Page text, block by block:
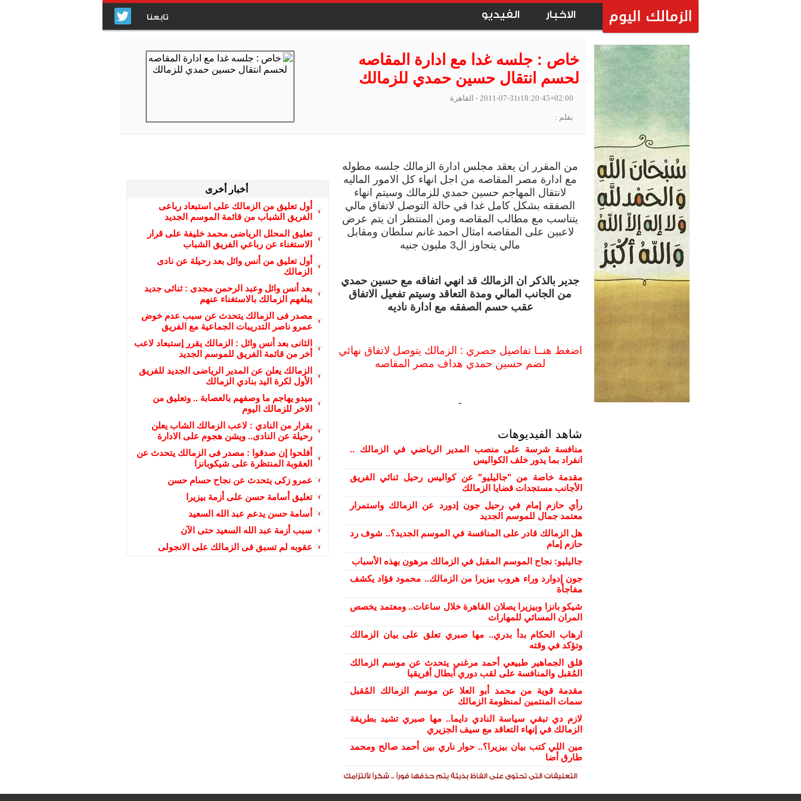
الاخبار الفيديو تابعنا
خاص : جلسه غدا مع ادارة المقاصه
لحسم انتقال حسين حمدي للزمالك
2011-07-31t18:20:45+02:00 - القاهرة
بقلم :
أخبار أخرى
أول تعليق من الزمالك على استبعاد رباعى
الفريق الشباب من قائمة الموسم الجديد
تعليق المحلل الرياضى محمد خليفة على قرار
الاستغناء عن رباعي الفريق الشباب
أول تعليق من أنس وائل بعد رحيلة عن نادى
الزمالك
بعد أنس وائل وعبد الرحمن مجدى : ثنائى جديد
يبلغهم الزمالك بالاستغناء عنهم
مصدر فى الزمالك يتحدث عن سبب عدم خوض
عمرو ناصر التدريبات الجماعية مع الفريق
الثانى بعد أنس وائل : الزمالك يقرر إستبعاد لاعب
أخر من قائمة الفريق للموسم الجديد
الزمالك يعلن عن المدير الرياضى الجديد للفريق
الأول لكرة اليد بنادي الزمالك
ميدو يهاجم ما وصفهم بالعصابة .. وتعليق من
الاخر للزمالك اليوم
بقرار من النادي : لاعب الزمالك الشاب يعلن
رحيلة عن النادى.. ويشن هجوم على الادارة
أفلحوا إن صدقوا : مصدر فى الزمالك يتحدث عن
العقوبة المنتظرة على شيكوبانزا
عمرو زكى يتحدث عن نجاح حسام حسن
تعليق أسامة حسن على أزمة بيزيرا
أسامة حسن يدعم عبد الله السعيد
سبب أزمة عبد الله السعيد حتى الآن
عقوبه لم تسبق فى الزمالك على الانجولى
من المقرر ان يعقد مجلس ادارة الزمالك جلسه مطوله
مع ادارة مصر المقاصه من اجل انهاء كل الامور الماليه
لانتقال المهاجم حسين حمدي للزمالك وسيتم انهاء
الصفقه بشكل كامل غدا في حالة التوصل لاتفاق مالي
يتناسب مع مطالب المقاصه ومن المنتظر ان يتم عرض
لاعبين على المقاصه امثال احمد غانم سلطان ومقابل
مالي يتجاوز ال3 مليون جنيه
جدير بالذكر ان الزمالك قد انهي اتفاقه مع حسين حمدي
من الجانب المالي ومدة التعاقد وسيتم تفعيل الاتفاق
عقب حسم الصفقه مع ادارة ناديه
اضغط هنــا تفاصيل حصري : الزمالك يتوصل لاتفاق نهائي
لضم حسين حمدي هداف مصر المقاصه
-
شاهد الفيديوهات
منافسة شرسة على منصب المدير الرياضي في الزمالك ..
انفراد بما يدور خلف الكواليس
مقدمة خاصة من "جاليليو" عن كواليس رحيل ثنائي الفريق
الأجانب مستجدات قضايا الزمالك
رأي حازم إمام في رحيل جون إدورد عن الزمالك واستمرار
معتمد جمال للموسم الجديد
هل الزمالك قادر على المنافسة في الموسم الجديد؟.. شوف رد
حازم إمام
جاليليو: نجاح الموسم المقبل في الزمالك مرهون بهذه الأسباب
جون إدوارد وراء هروب بيزيرا من الزمالك.. محمود فؤاد يكشف
مفاجأة
شيكو بانزا وبيزيرا يصلان القاهرة خلال ساعات.. ومعتمد يخصص
المران المسائي للمهارات
ارهاب الحكام بدأ بدري.. مها صبري تعلق على بيان الزمالك
وتؤكد في وقته
قلق الجماهير طبيعي أحمد مرغني يتحدث عن موسم الزمالك
المُقبل والمنافسة على لقب دوري أبطال أفريقيا
مقدمة قوية من محمد أبو العلا عن موسم الزمالك المُقبل
سمات المنتمين لمنظومة الزمالك
لازم دي تبقي سياسة النادي دايما.. مها صبري تشيد بطريقة
الزمالك في إنهاء التعاقد مع سيف الجزيري
مين اللي كتب بيان بيزيرا؟.. حوار ناري بين أحمد صالح ومحمد
طارق أضا